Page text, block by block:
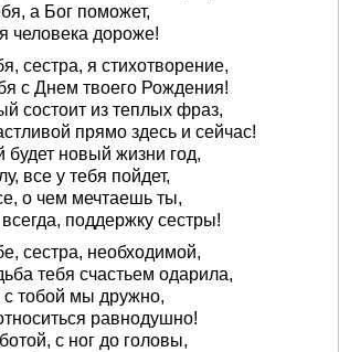
а Бог поможет,
человека дороже!
сестра, я стихотворение,
с Днем твоего Рождения!
состоит из теплых фраз,
прямо здесь и сейчас!
будет новый жизни год,
все у тебя пойдет,
о чем мечтаешь ты,
поддержку сестры!
сестра, необходимой,
тебя счастьем одарила,
с тобой мы дружно,
равнодушно!
с ног до головы,